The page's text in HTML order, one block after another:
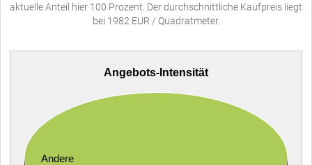
aktuelle Anteil hier 100 Prozent. Der durchschnittliche Kaufpreis liegt
bei 1982 EUR / Quadratmeter.
Angebots-Intensität
Andere